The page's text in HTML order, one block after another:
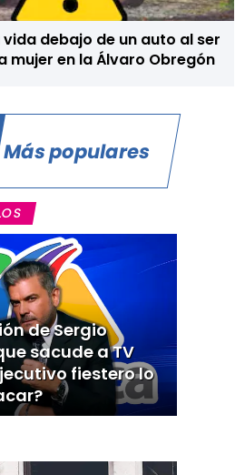
debajo de un auto al ser
mujer en la Álvaro Obregón
Más populares
de Sergio
sacude a TV
fiestero lo